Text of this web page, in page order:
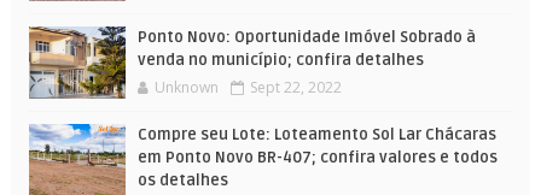
Ponto Novo: Oportunidade Imóvel Sobrado à
venda no município; confira detalhes
Unknown Sept 22, 2022
Compre seu Lote: Loteamento Sol Lar Chácaras
em Ponto Novo BR-407; confira valores e todos
os detalhes